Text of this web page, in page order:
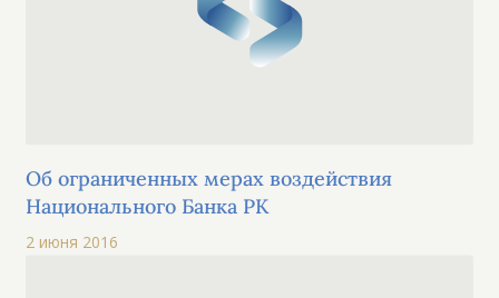
Об ограниченных мерах воздействия
Национального Банка РК
2 июня 2016